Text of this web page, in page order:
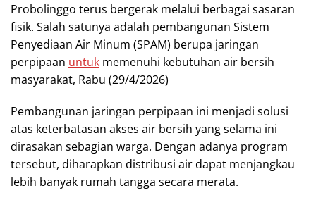
Probolinggo terus bergerak melalui berbagai sasaran
fisik. Salah satunya adalah pembangunan Sistem
Penyediaan Air Minum (SPAM) berupa jaringan
perpipaan untuk memenuhi kebutuhan air bersih
masyarakat, Rabu (29/4/2026)
Pembangunan jaringan perpipaan ini menjadi solusi
atas keterbatasan akses air bersih yang selama ini
dirasakan sebagian warga. Dengan adanya program
tersebut, diharapkan distribusi air dapat menjangkau
lebih banyak rumah tangga secara merata.